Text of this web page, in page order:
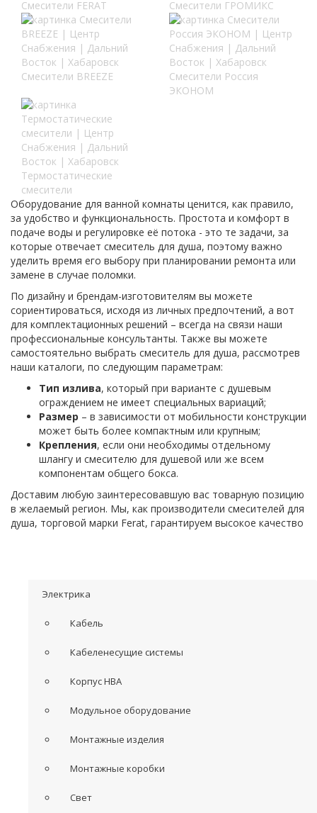
Смесители FERAT Смесители ГРОМИКС
Смесители BREEZE
Смесители Россия
ЭКОНОМ
Термостатические
смесители
Оборудование для ванной комнаты ценится, как правило,
за удобство и функциональность. Простота и комфорт в
подаче воды и регулировке её потока - это те задачи, за
которые отвечает смеситель для душа, поэтому важно
уделить время его выбору при планировании ремонта или
замене в случае поломки.
По дизайну и брендам-изготовителям вы можете
сориентироваться, исходя из личных предпочтений, а вот
для комплектационных решений – всегда на связи наши
профессиональные консультанты. Также вы можете
самостоятельно выбрать смеситель для душа, рассмотрев
наши каталоги, по следующим параметрам:
Тип излива, который при варианте с душевым
ограждением не имеет специальных вариаций;
Размер – в зависимости от мобильности конструкции
может быть более компактным или крупным;
Крепления, если они необходимы отдельному
шлангу и смесителю для душевой или же всем
компонентам общего бокса.
Доставим любую заинтересовавшую вас товарную позицию
в желаемый регион. Мы, как производители смесителей для
душа, торговой марки Ferat, гарантируем высокое качество
Электрика
Кабель
Кабеленесущие системы
Корпус НВА
Модульное оборудование
Монтажные изделия
Монтажные коробки
Свет